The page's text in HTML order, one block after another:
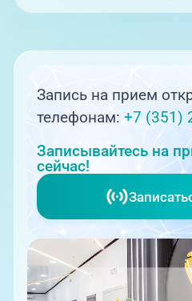
Запись на прием
телефонам:+7 (351)
Записывайтесь на
сейчас!